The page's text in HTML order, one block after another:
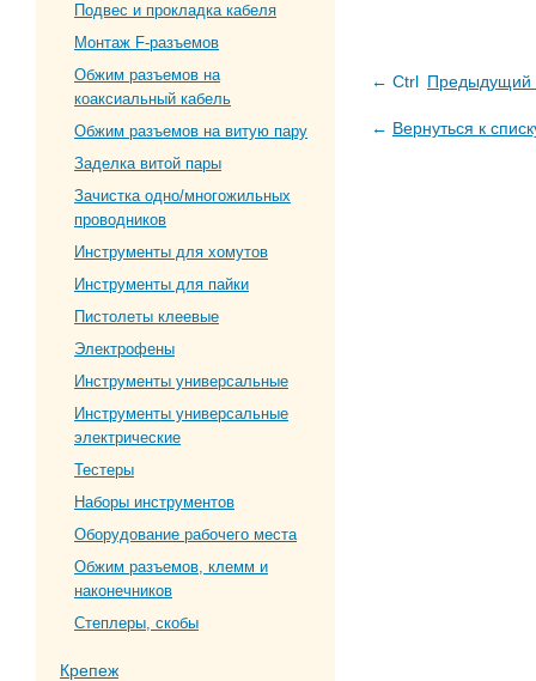
Подвес и прокладка кабеля
Монтаж F-разъемов
Обжим разъемов на
коаксиальный кабель
Обжим разъемов на витую пару
Заделка витой пары
Зачистка одно/многожильных
проводников
Инструменты для хомутов
Инструменты для пайки
Пистолеты клеевые
Электрофены
Инструменты универсальные
Инструменты универсальные
электрические
Тестеры
Наборы инструментов
Оборудование рабочего места
Обжим разъемов, клемм и
наконечников
Степлеры, скобы
Крепеж
← Ctrl Предыдущий
← Вернуться к